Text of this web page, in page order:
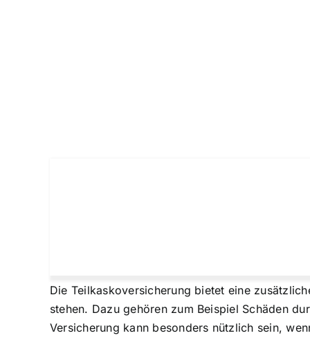
Die Teilkaskoversicherung bietet eine
stehen. Dazu gehören zum Beispiel Schäden
Versicherung kann besonders nützlich sein,